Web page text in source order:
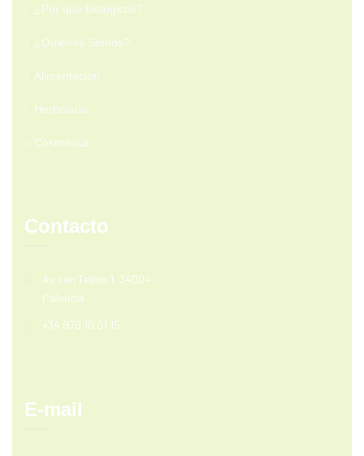
¿Por qué biológicos?
¿Quiénes Somos?
Alimentación
Herbolario
Cosmética
Contacto
Av san Telmo 1, 34004
Palencia
+34 979 10 01 15
E-mail